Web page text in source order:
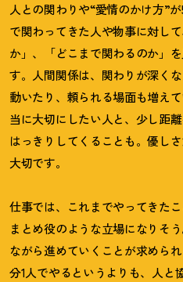
人との関わりや“愛情のかけ方”
で関わってきた人や物事に対し
か」、「どこまで関わるのか」
す。人間関係は、関わりが深く
動いたり、頼られる場面も増え
当に大切にしたい人と、少し距
はっきりしてくることも。優し
大切です。
仕事では、これまでやってきた
まとめ役のような立場になりそ
ながら進めていくことが求めら
分1人でやるというよりも、人と